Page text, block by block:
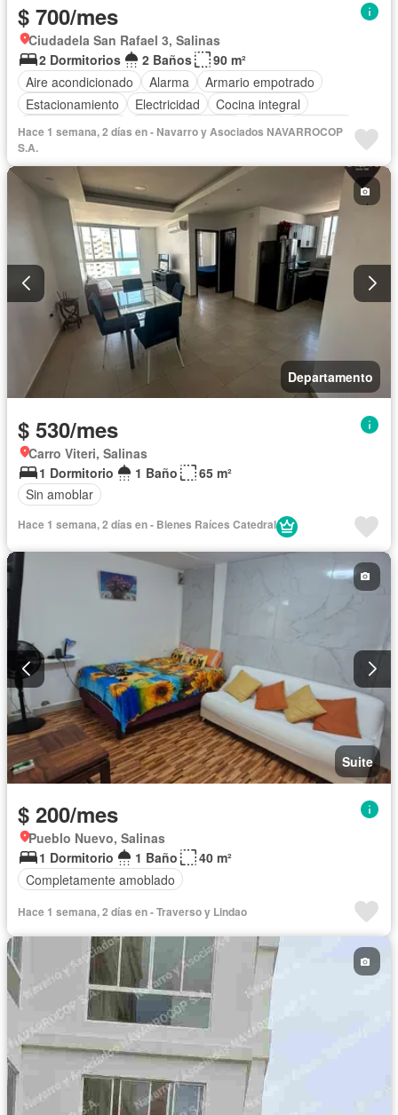
$ 700/mes
Ciudadela San Rafael 3, Salinas
2 Dormitorios
2 Baños
90 m²
Aire acondicionado
Alarma
Armario empotrado
Estacionamiento
Electricidad
Cocina integral
Cocina equipada
Vista panorámica Agua
Conserje
Acceso para personas con discapacidad
Garita de guardianía
Ascensor Piscina
Área para niños
Terraza
Balcón Completamente amoblado
Hace 1 semana, 2 días en - Navarro y Asociados NAVARROCOP
S.A.
Departamento
$ 530/mes
Carro Viteri, Salinas
1 Dormitorio
1 Baño
65 m²
Sin amoblar
Hace 1 semana, 2 días en - Bienes Raíces Catedral
Suite
$ 200/mes
Pueblo Nuevo, Salinas
1 Dormitorio
1 Baño
40 m²
Completamente amoblado
Hace 1 semana, 2 días en - Traverso y Lindao